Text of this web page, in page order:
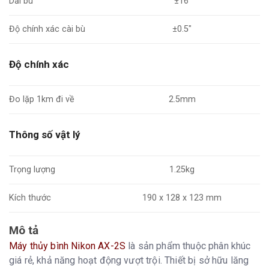
Độ chính xác cài bù ±0.5"
Độ chính xác
Đo lặp 1km đi về 2.5mm
Thông số vật lý
Trọng lượng 1.25kg
Kích thước 190 x 128 x 123 mm
Mô tả
Máy thủy bình Nikon AX-2S là sản phẩm thuộc phân khúc
giá rẻ, khả năng hoạt động vượt trội. Thiết bị sở hữu lăng